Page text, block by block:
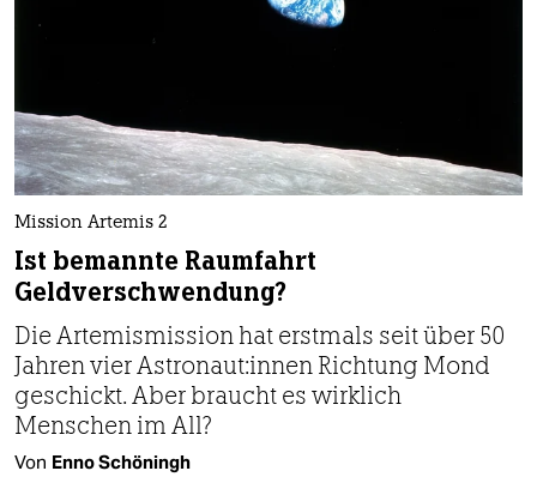
Mission Artemis 2
Ist bemannte Raumfahrt
Geldverschwendung?
Die Artemismission hat erstmals seit über 50
Jahren vier Astronaut:innen Richtung Mond
geschickt. Aber braucht es wirklich
Menschen im All?
Von Enno Schöningh